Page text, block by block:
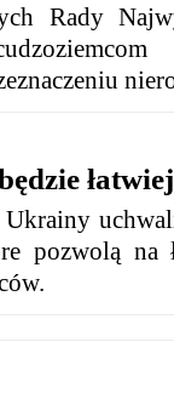
Rady
Ukrainy
pozwolą na